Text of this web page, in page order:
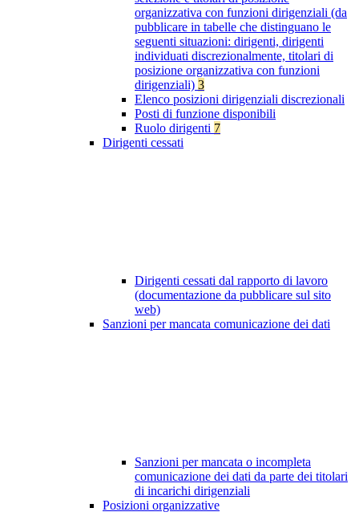
organizzativa con funzioni dirigenziali (da
pubblicare in tabelle che distinguano le
seguenti situazioni: dirigenti, dirigenti
individuati discrezionalmente, titolari di
posizione organizzativa con funzioni
dirigenziali) 3
Elenco posizioni dirigenziali discrezionali
Posti di funzione disponibili
Ruolo dirigenti 7
Dirigenti cessati
Dirigenti cessati dal rapporto di lavoro
(documentazione da pubblicare sul sito
web)
Sanzioni per mancata comunicazione dei dati
Sanzioni per mancata o incompleta
comunicazione dei dati da parte dei titolari
di incarichi dirigenziali
Posizioni organizzative